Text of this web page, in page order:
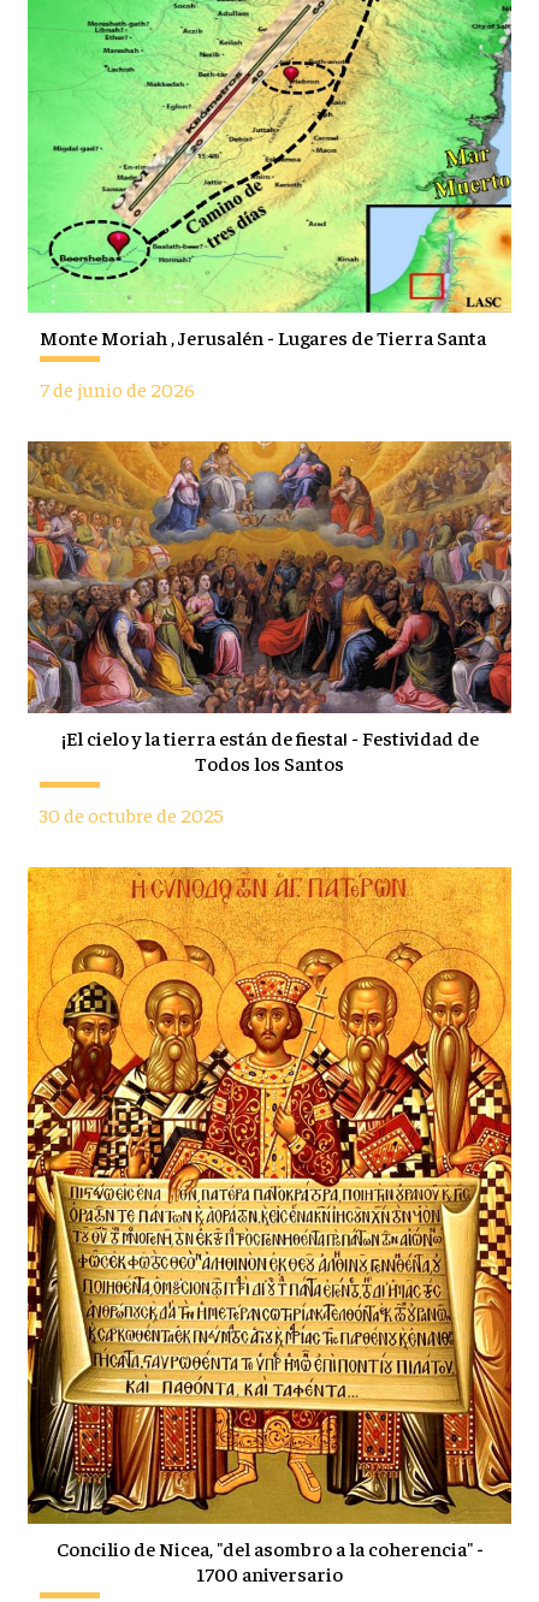
Monte Moriah , Jerusalén - Lugares de Tierra Santa
7 de junio de 2026
¡El cielo y la tierra están de fiesta! - Festividad de
Todos los Santos
30 de octubre de 2025
Concilio de Nicea, "del asombro a la coherencia" -
1700 aniversario